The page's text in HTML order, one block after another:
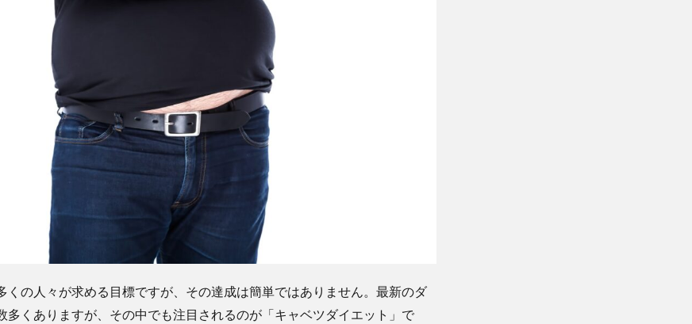
くの人々が求める目標ですが、その達成は簡単ではありません。最新のダ
多くありますが、その中でも注目されるのが「キャベツダイエット」で